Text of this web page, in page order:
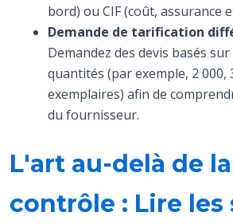
bord) ou CIF (coût, assurance
Demande de tarification
Demandez des devis basés
quantités (par exemple, 2 000,
exemplaires) afin de
du fournisseur.
L'art au-delà de
contrôle : Lire les